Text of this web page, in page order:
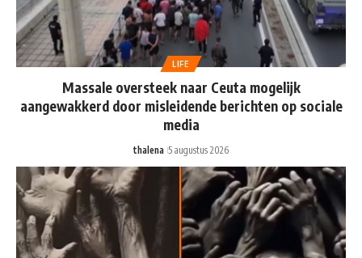
LIFE
Massale oversteek naar Ceuta mogelijk
aangewakkerd door misleidende berichten op sociale
media
thalena 5 augustus 2026